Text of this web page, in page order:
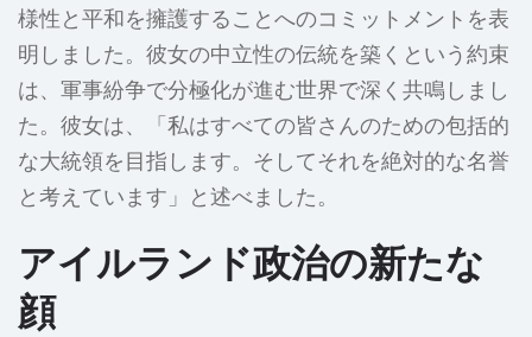
様性と平和を擁護することへのコミットメントを表
明しました。彼女の中立性の伝統を築くという約束
は、軍事紛争で分極化が進む世界で深く共鳴しまし
た。彼女は、「私はすべての皆さんのための包括的
な大統領を目指します。そしてそれを絶対的な名誉
と考えています」と述べました。
アイルランド政治の新たな
顔